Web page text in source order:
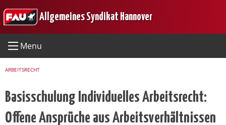
to
Allgemeines Syndikat Hannover
Menu
ARBEITSRECHT
Basisschulung Individuelles Arbeitsrecht:
Offene Ansprüche aus Arbeitsverhältnissen